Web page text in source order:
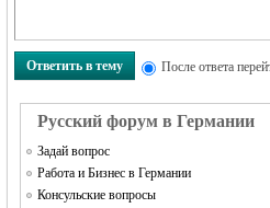
Ответить в тему После ответа
Русский форум в Германии
Задай вопрос
Работа и Бизнес в Германии
Консульские вопросы